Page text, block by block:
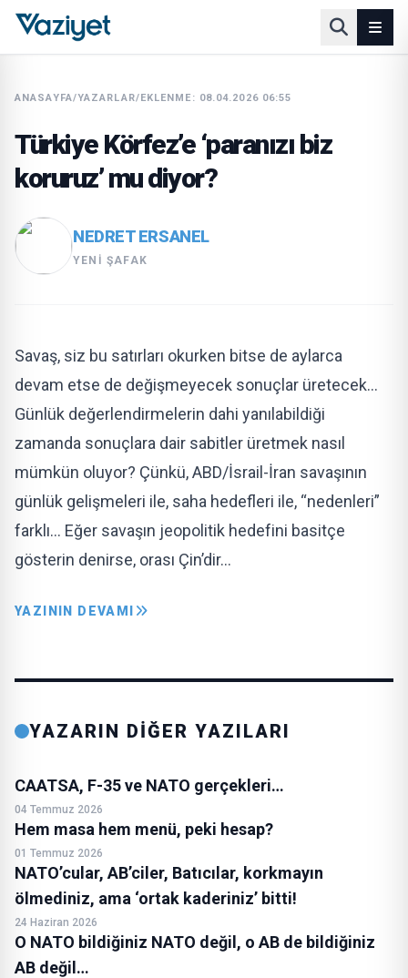
ANASAYFA/YAZARLAR/EKLENME: 08.04.2026 06:55
Türkiye Körfez’e ‘paranızı biz
koruruz’ mu diyor?
NEDRET ERSANEL
YENI ŞAFAK
Savaş, siz bu satırları okurken bitse de aylarca
devam etse de değişmeyecek sonuçlar üretecek…
Günlük değerlendirmelerin dahi yanılabildiği
zamanda sonuçlara dair sabitler üretmek nasıl
mümkün oluyor? Çünkü, ABD/İsrail-İran savaşının
günlük gelişmeleri ile, saha hedefleri ile, “nedenleri”
farklı… Eğer savaşın jeopolitik hedefini basitçe
gösterin denirse, orası Çin’dir…
YAZININ DEVAMI
YAZARIN DİĞER YAZILARI
CAATSA, F-35 ve NATO gerçekleri…
04 Temmuz 2026
Hem masa hem menü, peki hesap?
01 Temmuz 2026
NATO’cular, AB’ciler, Batıcılar, korkmayın
ölmediniz, ama ‘ortak kaderiniz’ bitti!
24 Haziran 2026
O NATO bildiğiniz NATO değil, o AB de bildiğiniz
AB değil…